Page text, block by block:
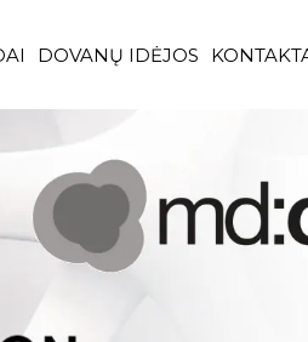
DOVANŲ IDĖJOS